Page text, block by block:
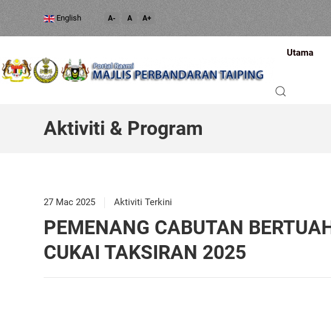
English A- A A+
Utama
Aktiviti & Program
27 Mac 2025 Aktiviti Terkini
PEMENANG CABUTAN
CUKAI TAKSIRAN 2025